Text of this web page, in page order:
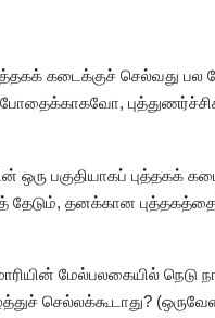
கடைக்குச் செல்வது
பகுதியாகப் புத்தகக்
தனக்கான
மேல்பலகையில் நெடு
செல்லக்கூடாது?